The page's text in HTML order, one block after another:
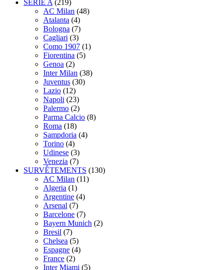
SERIE A (219)
AC Milan (48)
Atalanta (4)
Bologna (7)
Cagliari (3)
Como 1907 (1)
Fiorentina (5)
Genoa (2)
Inter Milan (38)
Juventus (30)
Lazio (12)
Napoli (23)
Palermo (2)
Parma Calcio (8)
Roma (18)
Sampdoria (4)
Torino (4)
Udinese (3)
Venezia (7)
SURVÊTEMENTS (130)
AC Milan (11)
Algeria (1)
Argentine (4)
Arsenal (7)
Barcelone (7)
Bayern Munich (2)
Bresil (7)
Chelsea (5)
Espagne (4)
France (2)
Inter Miami (5)